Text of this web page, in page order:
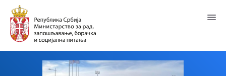
Пређи
главни
садржај